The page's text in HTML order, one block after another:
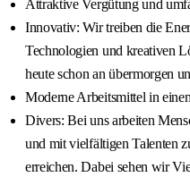
Attraktive Vergütung und
Innovativ: Wir treiben die
Technologien und kreativen
heute schon an übermorgen
Moderne Arbeitsmittel in
Divers: Bei uns arbeiten
und mit vielfältigen Talenten
erreichen. Dabei sehen wir